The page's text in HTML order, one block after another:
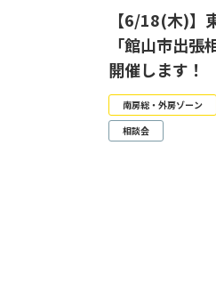
【6/18(木)】
「館山市出張
開催します！
南房総・外房ゾーン
相談会